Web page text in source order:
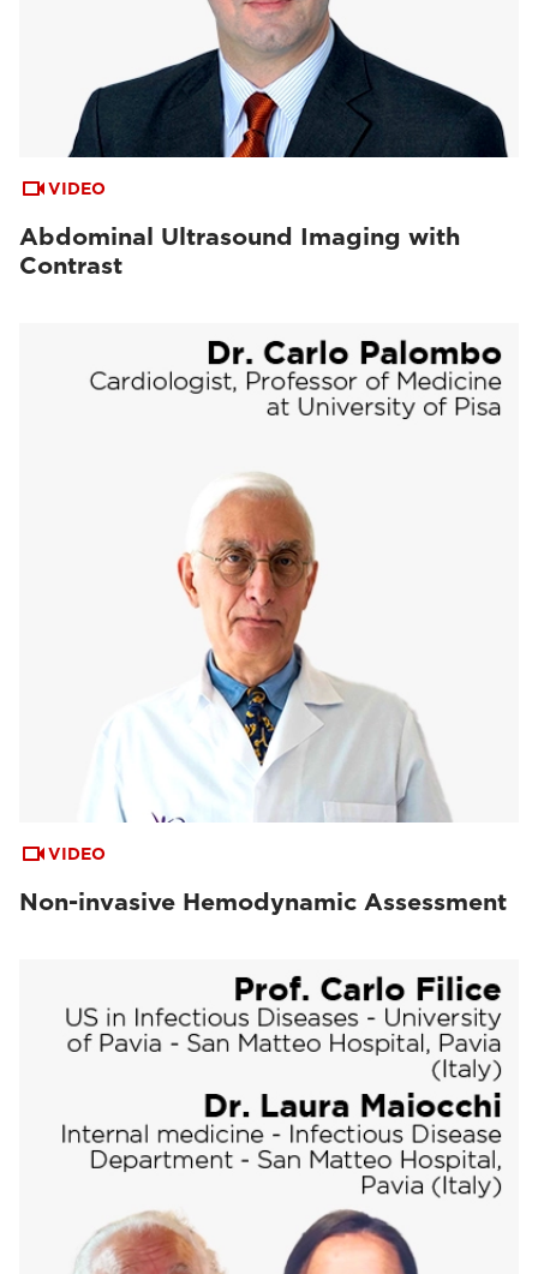
VIDEO
Abdominal Ultrasound Imaging with
Contrast
VIDEO
Non-invasive Hemodynamic Assessment